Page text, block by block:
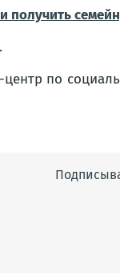
получить
.
по